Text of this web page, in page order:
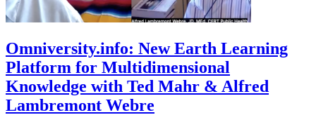
Omniversity.info: New Earth Learning
Platform for Multidimensional
Knowledge with Ted Mahr & Alfred
Lambremont Webre